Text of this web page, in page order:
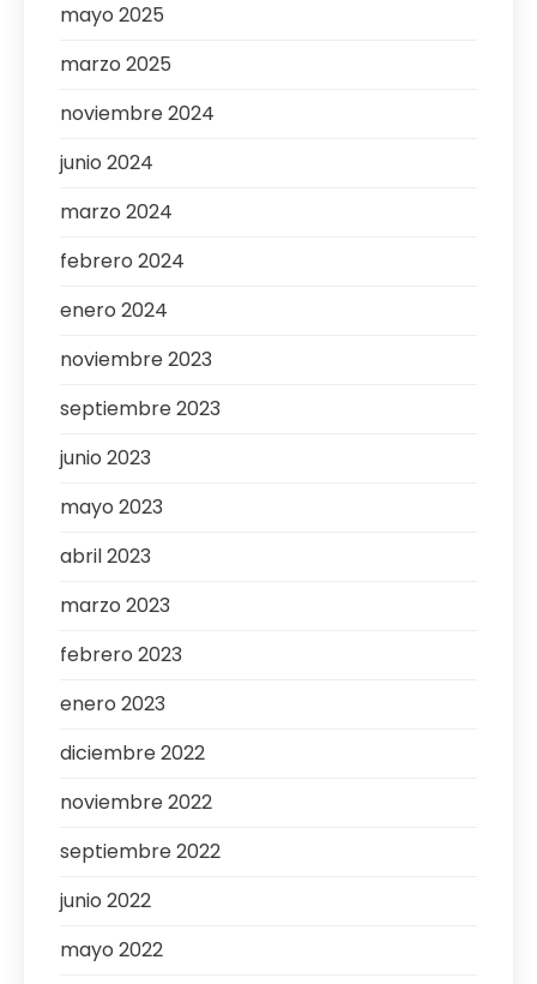
mayo 2025
marzo 2025
noviembre 2024
junio 2024
marzo 2024
febrero 2024
enero 2024
noviembre 2023
septiembre 2023
junio 2023
mayo 2023
abril 2023
marzo 2023
febrero 2023
enero 2023
diciembre 2022
noviembre 2022
septiembre 2022
junio 2022
mayo 2022